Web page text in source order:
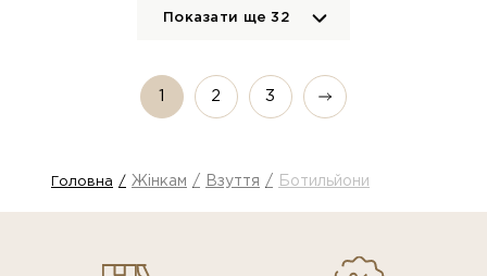
Показати ще32
1 2 3
Головна Жінкам Взуття Ботильйони